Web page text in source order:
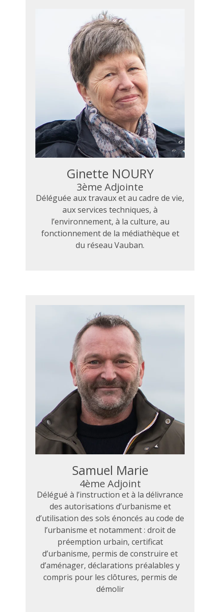
Ginette NOURY
3ème Adjointe
Déléguée aux travaux et au cadre de vie,
aux services techniques, à
l’environnement, à la culture, au
fonctionnement de la médiathèque et
du réseau Vauban.
Samuel Marie
4ème Adjoint
Délégué à l’instruction et à la délivrance
des autorisations d’urbanisme et
d’utilisation des sols énoncés au code de
l’urbanisme et notamment : droit de
préemption urbain, certificat
d’urbanisme, permis de construire et
d’aménager, déclarations préalables y
compris pour les clôtures, permis de
démolir